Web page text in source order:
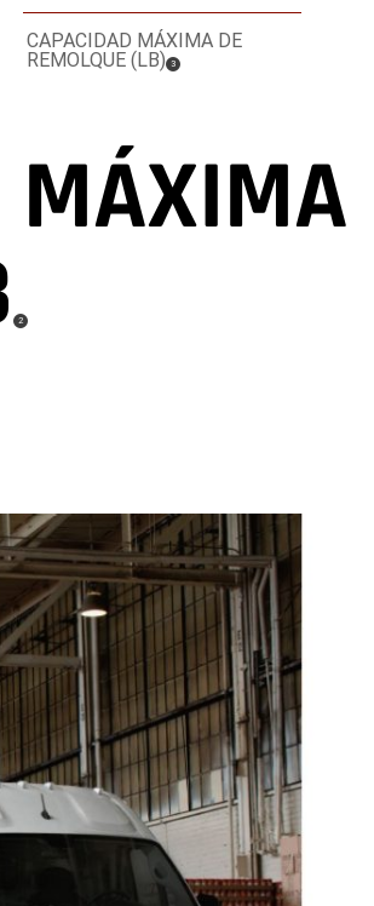
CAPACIDAD MÁXIMA DE
REMOLQUE (LB) (
Disclosure
3)
(
Disclosure
2)